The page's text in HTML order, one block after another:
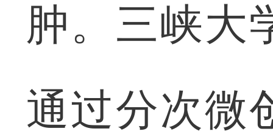
肿。三峡大
通过分次微